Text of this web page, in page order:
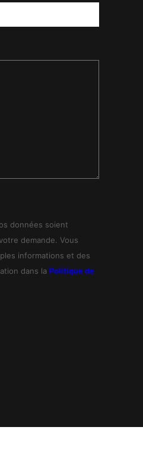
données soient
demande. Vous
informations et des
dans la Politique de